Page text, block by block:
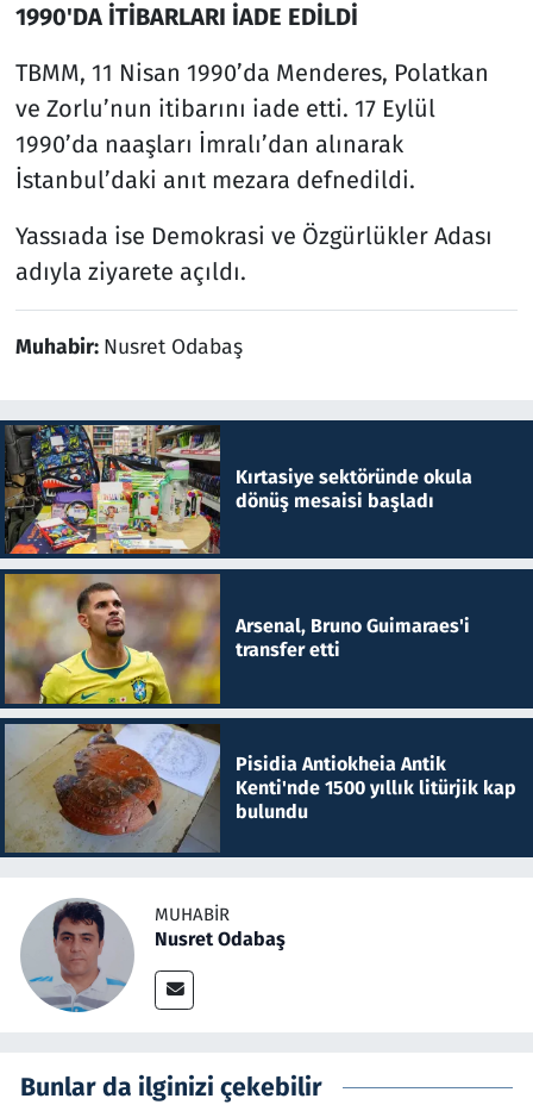
1990'DA İTİBARLARI İADE EDİLDİ
TBMM, 11 Nisan 1990’da Menderes, Polatkan
ve Zorlu’nun itibarını iade etti. 17 Eylül
1990’da naaşları İmralı’dan alınarak
İstanbul’daki anıt mezara defnedildi.
Yassıada ise Demokrasi ve Özgürlükler Adası
adıyla ziyarete açıldı.
Muhabir: Nusret Odabaş
Kırtasiye sektöründe okula
dönüş mesaisi başladı
Arsenal, Bruno Guimaraes'i
transfer etti
Pisidia Antiokheia Antik
Kenti'nde 1500 yıllık litürjik kap
bulundu
MUHABIR
Nusret Odabaş
Bunlar da ilginizi çekebilir